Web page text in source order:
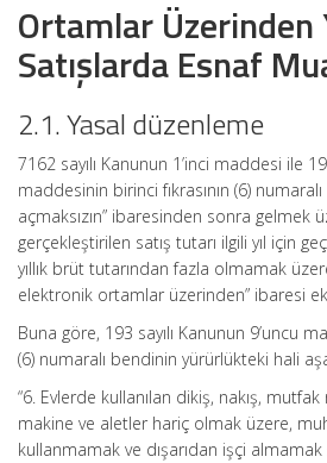
Ortamlar Üzerinden
Satışlarda Esnaf
2.1. Yasal düzenleme
7162 sayılı Kanunun 1’inci maddesi ile
maddesinin birinci fıkrasının (6)
açmaksızın” ibaresinden sonra gelmek
gerçekleştirilen satış tutarı ilgili yıl için
yıllık brüt tutarından fazla olmamak
elektronik ortamlar üzerinden” ibaresi
Buna göre, 193 sayılı Kanunun 9’uncu
(6) numaralı bendinin yürürlükteki hali
“6. Evlerde kullanılan dikiş, nakış,
makine ve aletler hariç olmak üzere,
kullanmamak ve dışarıdan işçi almamak